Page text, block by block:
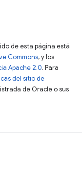
de esta página está
Commons, y los
Apache 2.0. Para
del sitio de
de Oracle o sus